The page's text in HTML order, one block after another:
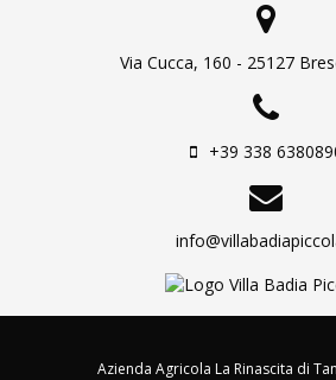
Via Cucca, 160 - 25127
+39 338
Azienda Agricola La Rinascita di